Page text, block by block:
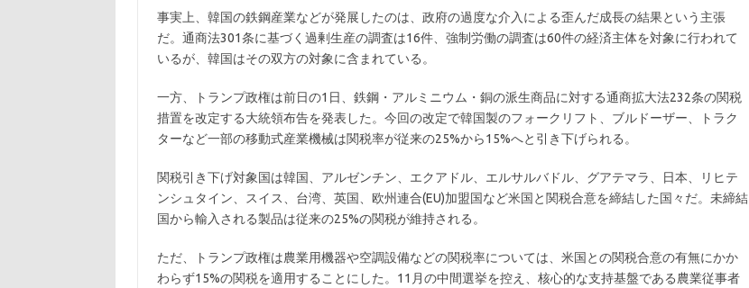
事実上、韓国の鉄鋼産業などが発展したのは、政府の過度な介入による歪んだ成長の結果という主張
だ。通商法301条に基づく過剰生産の調査は16件、強制労働の調査は60件の経済主体を対象に行われて
いるが、韓国はその双方の対象に含まれている。
一方、トランプ政権は前日の1日、鉄鋼・アルミニウム・銅の派生商品に対する通商拡大法232条の関税
措置を改定する大統領布告を発表した。今回の改定で韓国製のフォークリフト、ブルドーザー、トラク
ターなど一部の移動式産業機械は関税率が従来の25%から15%へと引き下げられる。
関税引き下げ対象国は韓国、アルゼンチン、エクアドル、エルサルバドル、グアテマラ、日本、リヒテ
ンシュタイン、スイス、台湾、英国、欧州連合(EU)加盟国など米国と関税合意を締結した国々だ。未締結
国から輸入される製品は従来の25%の関税が維持される。
ただ、トランプ政権は農業用機器や空調設備などの関税率については、米国との関税合意の有無にかか
わらず15%の関税を適用することにした。11月の中間選挙を控え、核心的な支持基盤である農業従事者